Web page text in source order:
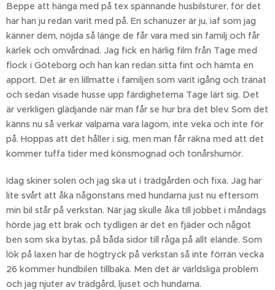
Beppe att hänga med på tex spännande husbilsturer, för det
har han ju redan varit med på. En schanuzer är ju, iaf som jag
känner dem, nöjda så länge de får vara med sin familj och får
kärlek och omvårdnad. Jag fick en härlig film från Tage med
flock i Göteborg och han kan redan sitta fint och hämta en
apport. Det är en lillmatte i familjen som varit igång och tränat
och sedan visade husse upp färdigheterna Tage lärt sig. Det
är verkligen glädjande när man får se hur bra det blev. Som det
känns nu så verkar valparna vara lagom, inte veka och inte för
på. Hoppas att det håller i sig, men man får räkna med att det
kommer tuffa tider med könsmognad och tonårshumör.
Idag skiner solen och jag ska ut i trädgården och fixa. Jag har
lite svårt att åka någonstans med hundarna just nu eftersom
min bil står på verkstan. När jag skulle åka till jobbet i måndags
hörde jag ett brak och tydligen är det en fjäder och något
ben som ska bytas, på båda sidor till råga på allt elände. Som
lök på laxen har de högtryck på verkstan så inte förrän vecka
26 kommer hundbilen tillbaka. Men det är världsliga problem
och jag njuter av trädgård, ljuset och hundarna.